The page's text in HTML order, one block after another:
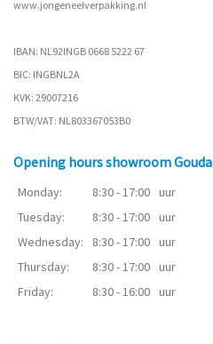
www.jongeneelverpakking.nl
IBAN: NL92INGB 0668 5222 67
BIC: INGBNL2A
KVK: 29007216
BTW/VAT: NL803367053B0
Opening hours showroom Gouda
Monday: 8:30 - 17:00 uur
Tuesday:
8:30 - 17:00 uur
Wednesday:
8:30 - 17:00 uur
Thursday:
8:30 - 17:00 uur
Friday:
8:30 - 16:00 uur